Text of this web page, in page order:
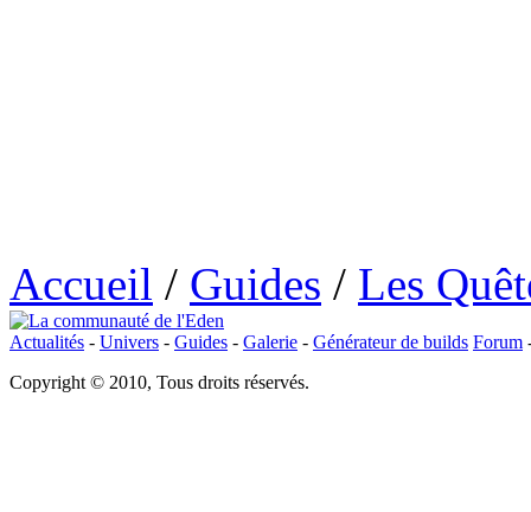
Accueil / Guides / Les
Actualités - Univers - Guides - Galerie - Générateur de builds Forum
Copyright © 2010, Tous droits réservés.